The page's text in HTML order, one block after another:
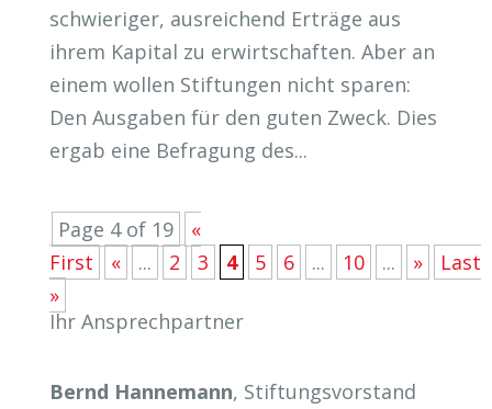
schwieriger, ausreichend Erträge aus
ihrem Kapital zu erwirtschaften. Aber an
einem wollen Stiftungen nicht sparen:
Den Ausgaben für den guten Zweck. Dies
ergab eine Befragung des...
Page 4 of 19
«
First
« ... 2 3 4 5 6 ... 10 ... »
Last
»
Ihr Ansprechpartner
Bernd Hannemann, Stiftungsvorstand